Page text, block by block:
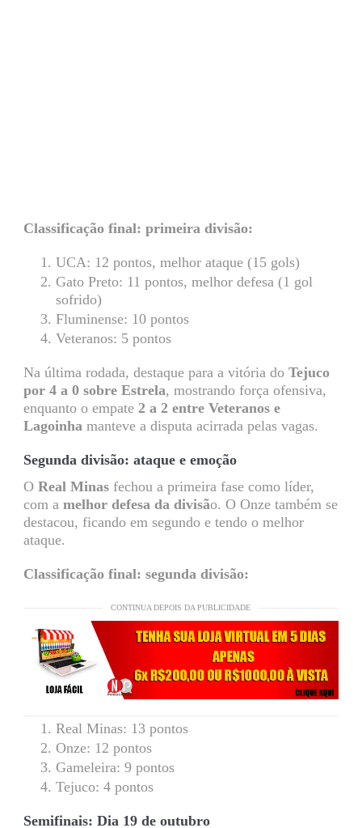
Classificação final: primeira divisão:
UCA: 12 pontos, melhor ataque (15 gols)
Gato Preto: 11 pontos, melhor defesa (1 gol
sofrido)
Fluminense: 10 pontos
Veteranos: 5 pontos
Na última rodada, destaque para a vitória do Tejuco
por 4 a 0 sobre Estrela, mostrando força ofensiva,
enquanto o empate 2 a 2 entre Veteranos e
Lagoinhamanteve a disputa acirrada pelas vagas.
Segunda divisão: ataque e emoção
O Real Minasfechou a primeira fase como líder,
com a melhor defesa da divisão. O Onze também se
destacou, ficando em segundo e tendo o melhor
ataque.
Classificação final: segunda divisão:
CONTINUA DEPOIS DA PUBLICIDADE
Real Minas: 13 pontos
Onze: 12 pontos
Gameleira: 9 pontos
Tejuco: 4 pontos
Semifinais: Dia 19 de outubro